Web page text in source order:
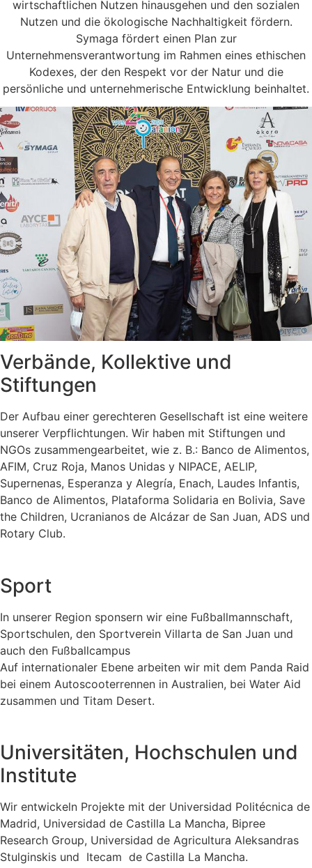
wirtschaftlichen Nutzen hinausgehen und den sozialen
Nutzen und die ökologische Nachhaltigkeit fördern.
Symaga fördert einen Plan zur
Unternehmensverantwortung im Rahmen eines ethischen
Kodexes, der den Respekt vor der Natur und die
persönliche und unternehmerische Entwicklung beinhaltet.
Verbände, Kollektive und
Stiftungen
Der Aufbau einer gerechteren Gesellschaft ist eine weitere
unserer Verpflichtungen. Wir haben mit Stiftungen und
NGOs zusammengearbeitet, wie z. B.: Banco de Alimentos,
AFIM, Cruz Roja, Manos Unidas y NIPACE, AELIP,
Supernenas, Esperanza y Alegría, Enach, Laudes Infantis,
Banco de Alimentos, Plataforma Solidaria en Bolivia, Save
the Children, Ucranianos de Alcázar de San Juan, ADS und
Rotary Club.
Sport
In unserer Region sponsern wir eine Fußballmannschaft,
Sportschulen, den Sportverein Villarta de San Juan und
auch den Fußballcampus
Auf internationaler Ebene arbeiten wir mit dem Panda Raid
bei einem Autoscooterrennen in Australien, bei Water Aid
zusammen und Titam Desert.
Universitäten, Hochschulen und
Institute
Wir entwickeln Projekte mit der Universidad Politécnica de
Madrid, Universidad de Castilla La Mancha, Bipree
Research Group, Universidad de Agricultura Aleksandras
Stulginskis und Itecam de Castilla La Mancha.